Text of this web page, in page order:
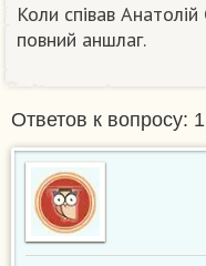
Коли співав
повний аншлаг.
Ответов к вопросу: 1